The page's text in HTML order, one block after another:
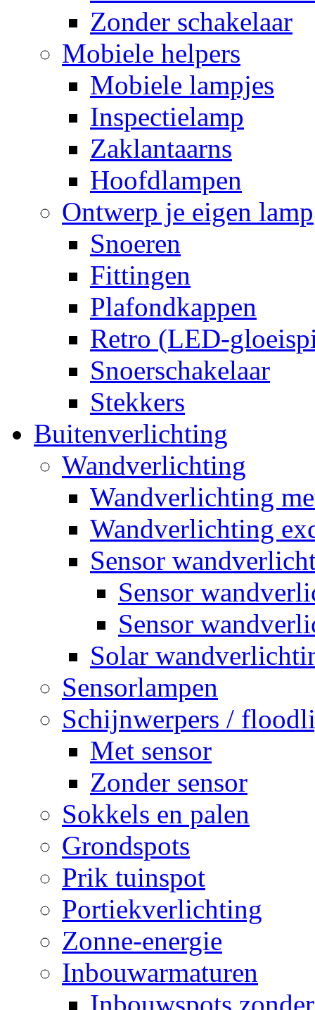
Zonder schakelaar
Mobiele helpers
Mobiele lampjes
Inspectielamp
Zaklantaarns
Hoofdlampen
Ontwerp je eigen lamp
Snoeren
Fittingen
Plafondkappen
Retro (LED-
Snoerschakelaar
Stekkers
Buitenverlichting
Wandverlichting
Wandverlichting
Wandverlichting
Sensor
Sensor
Sensor
Solar
Sensorlampen
Schijnwerpers /
Met sensor
Zonder sensor
Sokkels en palen
Grondspots
Prik tuinspot
Portiekverlichting
Zonne-energie
Inbouwarmaturen
Inbouwspots